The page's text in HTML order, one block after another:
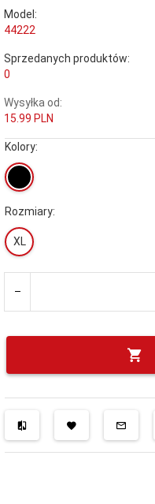
Model:
44222
Sprzedanych produktów:
0
Wysyłka od:
15.99 PLN
Kolory:
Rozmiary:
XL